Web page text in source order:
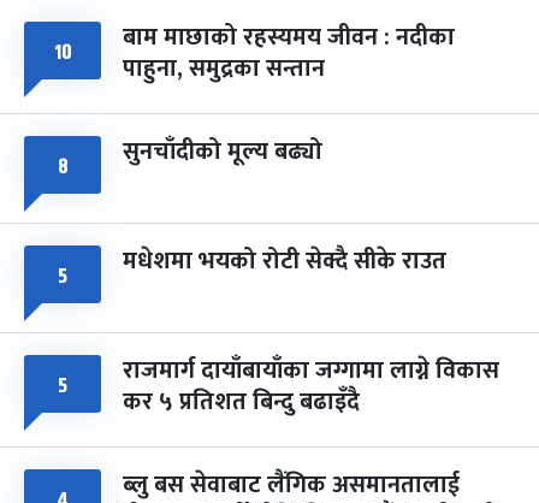
८ फागुपूर्णिमा
चैत्र ८, २०८३-Mar 22, 2027
७ महिना बाँकी
१० बाम माछाको रहस्यमय जीवन : नदीका
पाहुना, समुद्रका सन्तान
८ सुनचाँदीको मूल्य बढ्यो
५ मधेशमा भयको रोटी सेक्दै सीके राउत
५ राजमार्ग दायाँबायाँका जग्गामा लाग्ने विकास
कर ५ प्रतिशत बिन्दु बढाइँदै
ब्लु बस सेवाबाट लैंगिक असमानतालाई